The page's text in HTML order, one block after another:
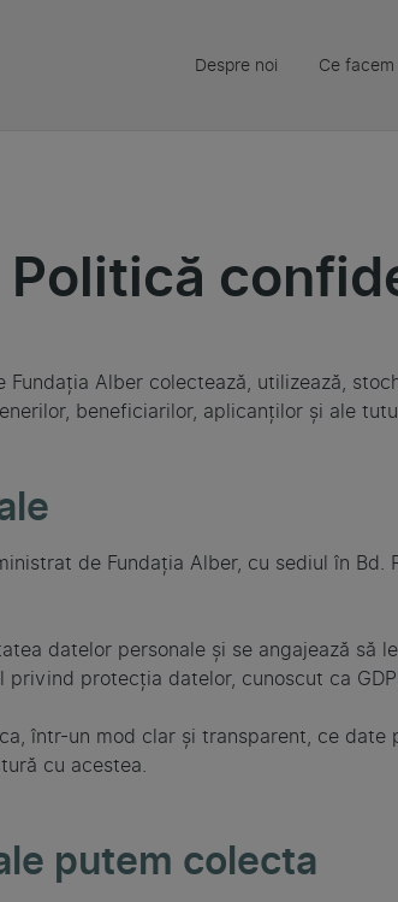
Despre noi Ce facem
Politică
Alber colectează, utilizează,
beneficiarilor, aplicanților și ale
de Fundația Alber, cu sediul în Bd.
datelor personale și se angajează
protecția datelor, cunoscut ca
într-un mod clar și transparent, ce
cu acestea.
putem colecta